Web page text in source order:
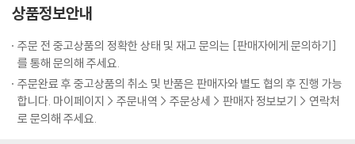
상품정보안내
주문 전 중고상품의 정확한 상태 및 재고 문의는 [판매자에게 문의하기]
를 통해 문의해 주세요.
주문완료 후 중고상품의 취소 및 반품은 판매자와 별도 협의 후 진행 가능
합니다. 마이페이지 > 주문내역 > 주문상세 > 판매자 정보보기 > 연락처
로 문의해 주세요.